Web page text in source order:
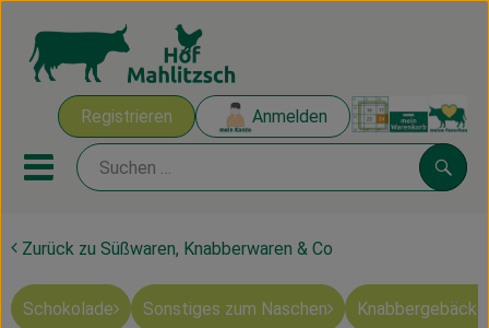
Registrieren Anmelden
Mobiles Menu öffnen oder
Ökokisten
Mahlitzscher Produkte
Zurück zu Süßwaren, Knabberwaren & Co
Schokolade Sonstiges zum Naschen Knabbergebäck